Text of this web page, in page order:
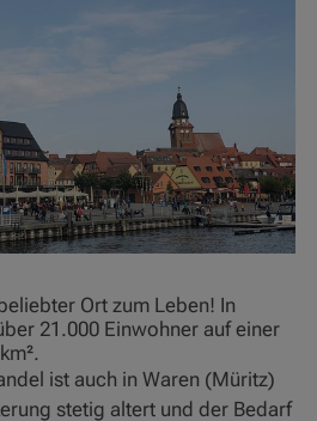
Ort zum Leben! In
21.000 Einwohner auf einer
ist auch in Waren (Müritz)
stetig altert und der Bedarf